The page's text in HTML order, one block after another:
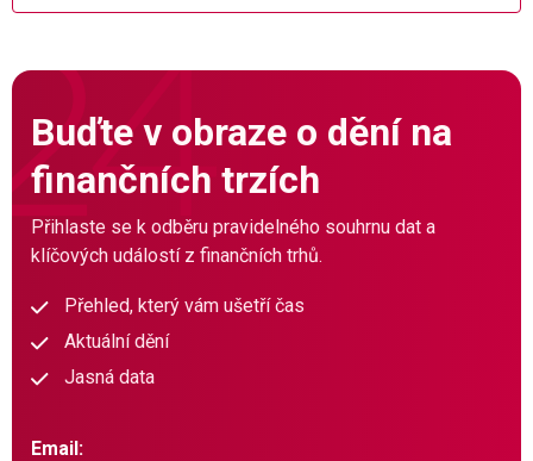
Buďte v obraze o dění na
finančních trzích
Přihlaste se k odběru pravidelného souhrnu dat a
klíčových událostí z finančních trhů.
Přehled, který vám ušetří čas
Aktuální dění
Jasná data
Email: